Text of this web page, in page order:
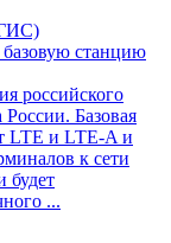
базовую станцию
российского
Базовая
LTE и LTE-A и
к сети
будет
...